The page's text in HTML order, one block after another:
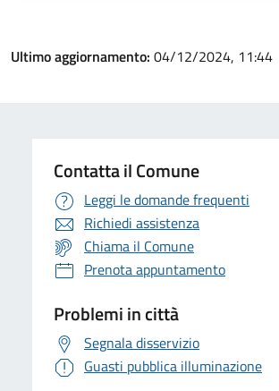
Ultimo aggiornamento: 04/12/2024, 11:44
Contatta il Comune
Leggi le domande frequenti
Richiedi assistenza
Chiama il Comune
Prenota appuntamento
Problemi in città
Segnala disservizio
Guasti pubblica illuminazione